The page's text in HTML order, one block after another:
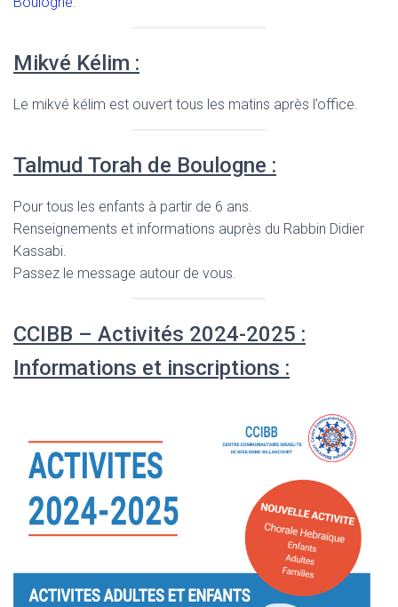
Mikvé Kélim :
Le mikvé kélim est ouvert tous les matins après l’office.
Talmud Torah de Boulogne :
Pour tous les enfants à partir de 6 ans.
Renseignements et informations auprès du Rabbin Didier
Kassabi.
Passez le message autour de vous.
CCIBB – Activités 2024-2025 :
Informations et inscriptions :